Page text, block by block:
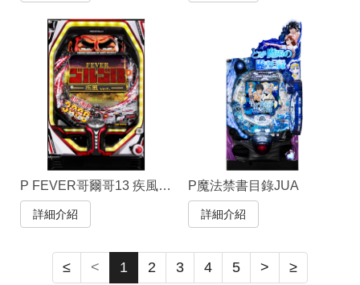
P FEVER哥爾哥13 疾風ver.
詳細介紹
P魔法禁書目錄JUA
詳細介紹
≤ < 1 2 3 4 5 > ≥